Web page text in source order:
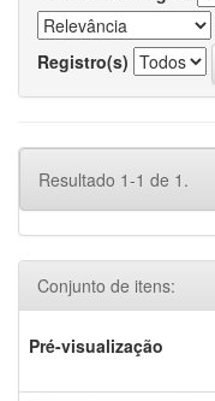
Registro(s)
Resultado 1-1 de 1.
Conjunto de itens:
Pré-visualização